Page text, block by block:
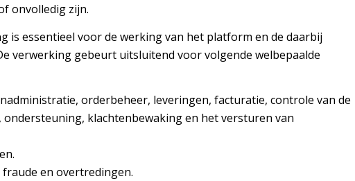
onvolledig zijn.
is essentieel voor de werking van het platform en de daarbij
verwerking gebeurt uitsluitend voor volgende welbepaalde
orderbeheer, leveringen, facturatie, controle van de
ondersteuning, klachtenbewaking en het versturen van
en overtredingen.